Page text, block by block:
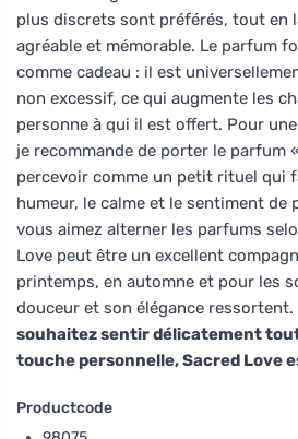
plus discrets sont préférés, tout en
agréable et mémorable. Le parfum
comme cadeau : il est
non excessif, ce qui augmente les
personne à qui il est offert. Pour
je recommande de porter le parfum
percevoir comme un petit rituel qui
humeur, le calme et le sentiment de
vous aimez alterner les parfums
Love peut être un excellent
printemps, en automne et pour les
douceur et son élégance ressortent.
souhaitez sentir délicatement
touche personnelle, Sacred Love
Productcode